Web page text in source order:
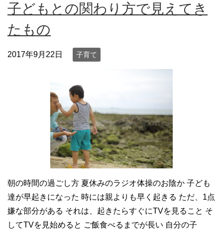
子どもとの関わり方で見えてき
たもの
2017年9月22日 子育て
朝の時間の過ごし方 夏休みのラジオ体操のお陰か 子ども
達が早起きになった 時には親よりも早く起きる ただ、1点
嫌な部分がある それは、起きたらすぐにTVを見ること そ
してTVを見始めると ご飯食べるまでが長い 自分の子